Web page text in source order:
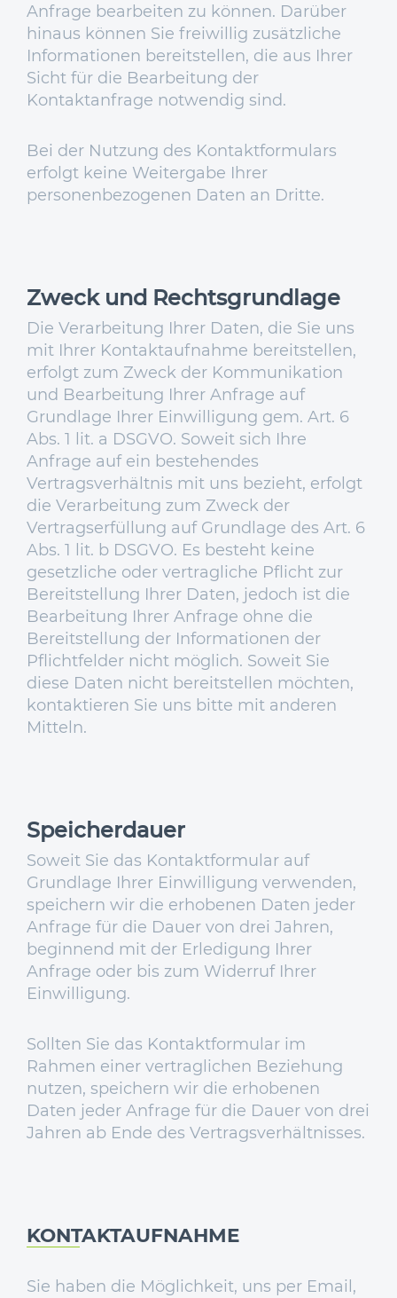
Anfrage bearbeiten zu können. Darüber
hinaus können Sie freiwillig zusätzliche
Informationen bereitstellen, die aus Ihrer
Sicht für die Bearbeitung der
Kontaktanfrage notwendig sind.
Bei der Nutzung des Kontaktformulars
erfolgt keine Weitergabe Ihrer
personenbezogenen Daten an Dritte.
Zweck und Rechtsgrundlage
Die Verarbeitung Ihrer Daten, die Sie uns
mit Ihrer Kontaktaufnahme bereitstellen,
erfolgt zum Zweck der Kommunikation
und Bearbeitung Ihrer Anfrage auf
Grundlage Ihrer Einwilligung gem. Art. 6
Abs. 1 lit. a DSGVO. Soweit sich Ihre
Anfrage auf ein bestehendes
Vertragsverhältnis mit uns bezieht, erfolgt
die Verarbeitung zum Zweck der
Vertragserfüllung auf Grundlage des Art. 6
Abs. 1 lit. b DSGVO. Es besteht keine
gesetzliche oder vertragliche Pflicht zur
Bereitstellung Ihrer Daten, jedoch ist die
Bearbeitung Ihrer Anfrage ohne die
Bereitstellung der Informationen der
Pflichtfelder nicht möglich. Soweit Sie
diese Daten nicht bereitstellen möchten,
kontaktieren Sie uns bitte mit anderen
Mitteln.
Speicherdauer
Soweit Sie das Kontaktformular auf
Grundlage Ihrer Einwilligung verwenden,
speichern wir die erhobenen Daten jeder
Anfrage für die Dauer von drei Jahren,
beginnend mit der Erledigung Ihrer
Anfrage oder bis zum Widerruf Ihrer
Einwilligung.
Sollten Sie das Kontaktformular im
Rahmen einer vertraglichen Beziehung
nutzen, speichern wir die erhobenen
Daten jeder Anfrage für die Dauer von drei
Jahren ab Ende des Vertragsverhältnisses.
KONTAKTAUFNAHME
Sie haben die Möglichkeit, uns per Email,